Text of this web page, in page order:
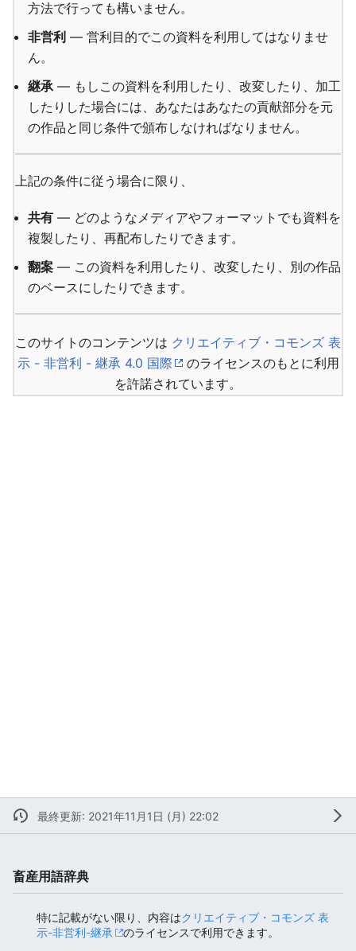
方法で行っても構いません。
非営利 — 営利目的でこの資料を利用してはなりませ
ん。
継承— もしこの資料を利用したり、改変したり、加工
したりした場合には、あなたはあなたの貢献部分を元
の作品と同じ条件で頒布しなければなりません。
上記の条件に従う場合に限り、
共有 — どのようなメディアやフォーマットでも資料を
複製したり、再配布したりできます。
翻案 — この資料を利用したり、改変したり、別の作品
のベースにしたりできます。
このサイトのコンテンツは クリエイティブ・コモンズ 表
示 - 非営利 - 継承 4.0 国際
のライセンスのもとに利用
を許諾されています。
最終更新: 2021年11月1日 (月) 22:02
畜産用語辞典
特に記載がない限り、内容はクリエイティブ・コモンズ 表
示-非営利-継承
のライセンスで利用できます。